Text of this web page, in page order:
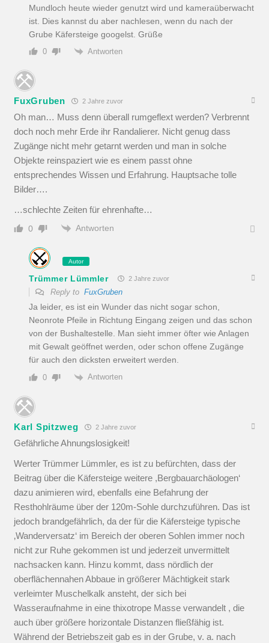
Mundloch heute wieder genutzt wird und kameraüberwacht
ist. Dies kannst du aber nachlesen, wenn du nach der
Grube Käfersteige googelst. Grüße
0 Antworten
FuxGruben 2 Jahre zuvor
Oh man… Muss denn überall rumgeflext werden? Verbrennt
doch noch mehr Erde ihr Randalierer. Nicht genug dass
Zugänge nicht mehr getarnt werden und man in solche
Objekte reinspaziert wie es einem passt ohne
entsprechendes Wissen und Erfahrung. Hauptsache tolle
Bilder….
…schlechte Zeiten für ehrenhafte…
0 Antworten
Autor
Trümmer Lümmler 2 Jahre zuvor
Reply toFuxGruben
Ja leider, es ist ein Wunder das nicht sogar schon,
Neonrote Pfeile in Richtung Eingang zeigen und das schon
von der Bushaltestelle. Man sieht immer öfter wie Anlagen
mit Gewalt geöffnet werden, oder schon offene Zugänge
für auch den dicksten erweitert werden.
0 Antworten
Karl Spitzweg 2 Jahre zuvor
Gefährliche Ahnungslosigkeit!
Werter Trümmer Lümmler, es ist zu befürchten, dass der
Beitrag über die Käfersteige weitere ,Bergbauarchäologen‘
dazu animieren wird, ebenfalls eine Befahrung der
Resthohlräume über der 120m-Sohle durchzuführen. Das ist
jedoch brandgefährlich, da der für die Käfersteige typische
‚Wanderversatz‘ im Bereich der oberen Sohlen immer noch
nicht zur Ruhe gekommen ist und jederzeit unvermittelt
nachsacken kann. Hinzu kommt, dass nördlich der
oberflächennahen Abbaue in größerer Mächtigkeit stark
verleimter Muschelkalk ansteht, der sich bei
Wasseraufnahme in eine thixotrope Masse verwandelt , die
auch über größere horizontale Distanzen fließfähig ist.
Während der Betriebszeit gab es in der Grube, v. a. nach